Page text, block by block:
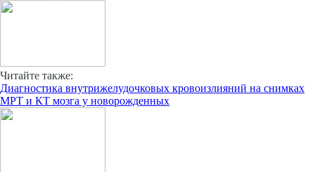
Читайте также:
Диагностика внутрижелудочковых кровоизлияний на снимках
МРТ и КТ мозга у новорожденных